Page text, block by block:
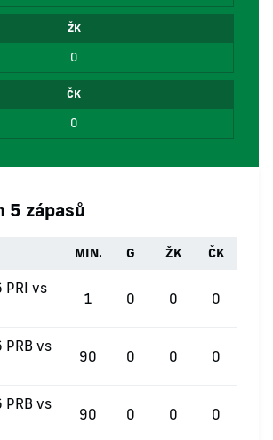
ŽK
0
ČK
0
5 zápasů
MIN. G ŽK ČK
vs
1 0 0 0
vs
90 0 0 0
vs
90 0 0 0